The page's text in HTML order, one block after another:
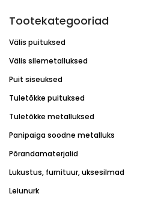
Tootekategooriad
Välis puituksed
Välis silemetalluksed
Puit siseuksed
Tuletõkke puituksed
Tuletõkke metalluksed
Panipaiga soodne metalluks
Põrandamaterjalid
Lukustus, furnituur, uksesilmad
Leiunurk